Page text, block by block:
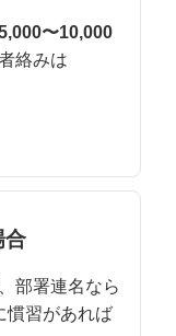
〜10,000
絡みは
合
、部署連名なら
慣習があれば